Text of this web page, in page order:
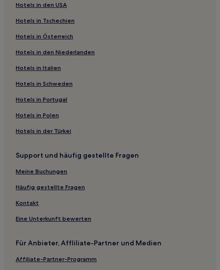
Strand nahe Playa Negra
Günstige nahe Playa Grande
Hotels mit Wellnessbereich in Cocles
Hotels nahe Großer Strand
Manzanillo Hotels
Cahuita Hotels
Puerto Viejo de Talamanca Hotels
Hotels nahe Stiftung Jaguar Rettungszentrum
Hotels nahe Sloth Sanctuary of Costa Rica
B&B in Puerto Viejo de Talamanca
Hütten in Puerto Viejo de Talamanca
2-Sterne-Hotels in Puerto Viejo de Talamanca
4-Sterne-Hotels in Puerto Viejo de Talamanca
5-Sterne-Hotels in Playa Punta Uva
5-Sterne-Hotels in Cahuita
Hotels in den USA
Hotels in Tschechien
Hotels in Österreich
Hotels in den Niederlanden
Hotels in Italien
Hotels in Schweden
Hotels in Portugal
Hotels in Polen
Hotels in der Türkei
Support und häufig gestellte Fragen
Meine Buchungen
Häufig gestellte Fragen
Kontakt
Eine Unterkunft bewerten
Für Anbieter, Affliliate-Partner und Medien
Affiliate-Partner-Programm